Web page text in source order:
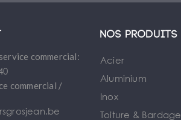
commercial:
commercial /
Nos produits
Acier
Aluminium
Inox
Toiture & Bardage